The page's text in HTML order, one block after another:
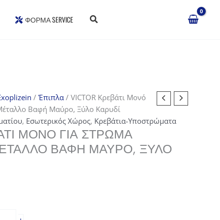
ΦΌΡΜΑ SERVICE
/ Έπιπλα/ VICTOR Κρεβάτι Μονό
Βαφή Μαύρο, Ξύλο Καρυδί
, Εσωτερικός Χώρος, Κρεβάτια-Υποστρώματα
ΜΟΝΌ ΓΙΑ ΣΤΡΏΜΑ
ΒΑΦΉ ΜΑΎΡΟ, ΞΎΛΟ